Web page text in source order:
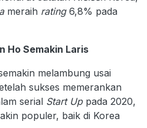
meraih rating 6,8% pada
Semakin Laris
melambung usai
sukses memerankan
serial Start Up pada 2020,
populer, baik di Korea